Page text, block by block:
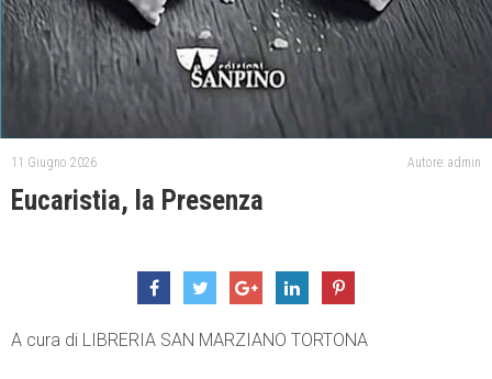
11 Giugno 2026 Autore: admin
Eucaristia, la Presenza
A cura di LIBRERIA SAN MARZIANO TORTONA